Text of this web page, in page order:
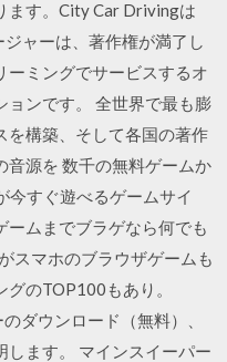
ます。City Car Drivingは
ャーは、著作権が満了し
ーミングでサービスするオ
ョンです。 全世界で最も膨
を構築、そして各国の著作
音源を 数千の無料ゲームか
今すぐ遊べるゲームサイ
ームまでブラゲなら何でも
スマホのブラウザゲームも
のTOP100もあり。
ダウンロード（無料）、
します。 マインスイーパー